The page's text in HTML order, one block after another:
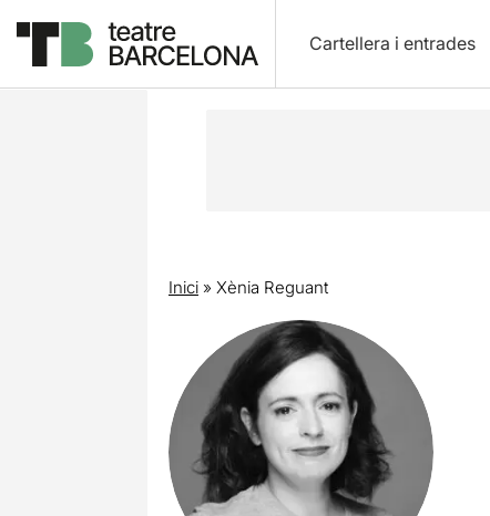
Cartellera i entrades
Inici» Xènia Reguant